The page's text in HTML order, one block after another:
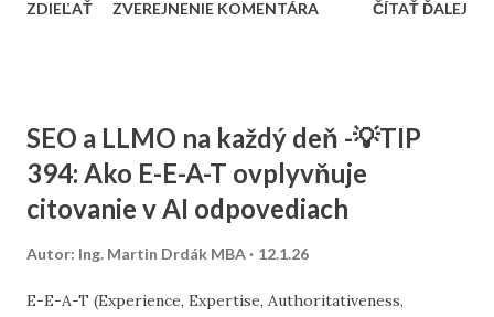
základe súhlasu. Poskytovatelia e-mailových schránok
odhlásenia, sťažnosti). Najdôležitejší základ: autentifikácia
odosielateľa Bez správnej autentifikácie sa aj kvalitné
kampane môžu zhoršene doručovať. Minimom je mať
vaša doména „podpisuje“ e-maily a príjemca vie overiť, že e-
mail je skutočne od vás. Ak posielate cez nástroj (napr.
ZDIEĽAŤ ZVEREJNENIE KOMENTÁRA ČÍTAŤ ĎALEJ
SEO a LLMO na každý deň -💡TIP
394: Ako E-E-A-T ovplyvňuje
citovanie v AI odpovediach
Autor: Ing. Martin Drdák MBA 12.1.26
E-E-A-T (Experience, Expertise, Authoritativeness,